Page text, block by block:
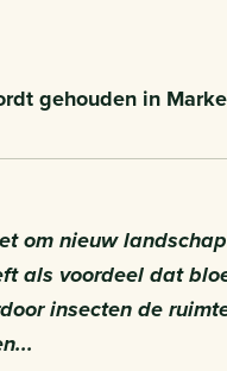
gehouden in
om nieuw
als voordeel dat
insecten de